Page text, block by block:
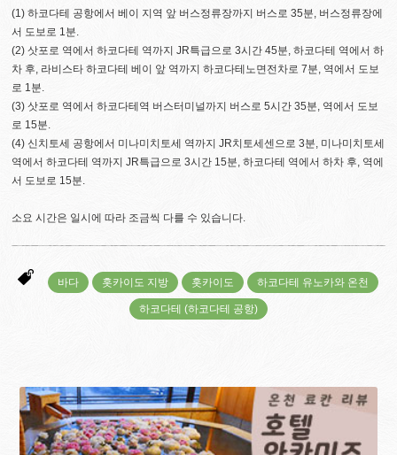
(1) 하코다테 공항에서 베이 지역 앞 버스정류장까지 버스로 35분, 버스정류장에
서 도보로 1분.
(2) 삿포로 역에서 하코다테 역까지 JR특급으로 3시간 45분, 하코다테 역에서 하
차 후, 라비스타 하코다테 베이 앞 역까지 하코다테노면전차로 7분, 역에서 도보
로 1분.
(3) 삿포로 역에서 하코다테역 버스터미널까지 버스로 5시간 35분, 역에서 도보
로 15분.
(4) 신치토세 공항에서 미나미치토세 역까지 JR치토세센으로 3분, 미나미치토세
역에서 하코다테 역까지 JR특급으로 3시간 15분, 하코다테 역에서 하차 후, 역에
서 도보로 15분.
소요 시간은 일시에 따라 조금씩 다를 수 있습니다.
바다 홋카이도 지방 홋카이도 하코다테 유노카와 온천
하코다테 (하코다테 공항)